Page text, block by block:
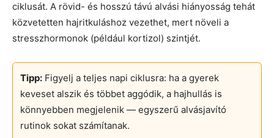
ciklusát. A rövid- és hosszú távú alvási hiányosság tehát
közvetetten hajritkuláshoz vezethet, mert növeli a
stresszhormonok (például kortizol) szintjét.
Tipp: Figyelj a teljes napi ciklusra: ha a gyerek
keveset alszik és többet aggódik, a hajhullás is
könnyebben megjelenik — egyszerű alvásjavító
rutinok sokat számítanak.